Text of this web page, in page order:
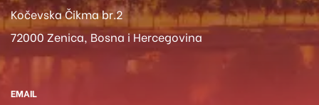
Kočevska Čikma br.2
72000 Zenica, Bosna i Hercegovina
EMAIL